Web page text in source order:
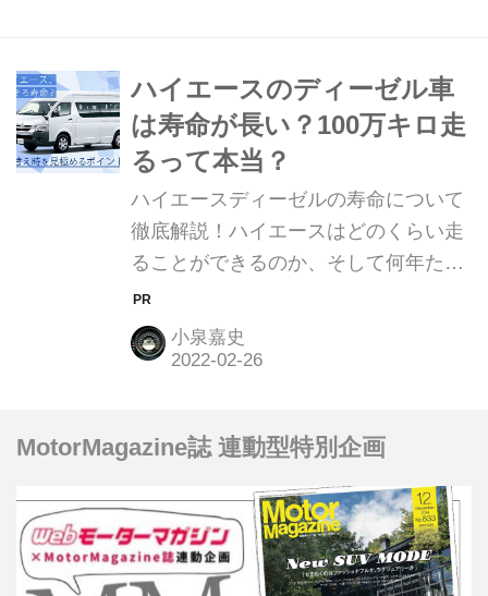
ハイエースのディーゼル車
は寿命が長い？100万キロ走
るって本当？
ハイエースディーゼルの寿命について
徹底解説！ハイエースはどのくらい走
ることができるのか、そして何年たっ
たら寿命を迎えるかなど、ハイエース
の寿命が知りたい人やハイエースの寿
命を延ばしたい人は必見です。 一般の
ジンという頑丈なエンジンを採用した
モデルは、その特徴をさらに高めてい
ます。 しかし、ハイエースがいくら長
寿命とはいえ日頃のメンテナンスは必
要不可欠です。もしメンテナンスを怠
小泉嘉史
MotorMagazine誌 連動型特別企画